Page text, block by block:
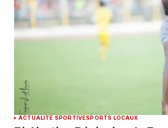
ACTUALITÉ SPORTIVESPORTS LOCAUX